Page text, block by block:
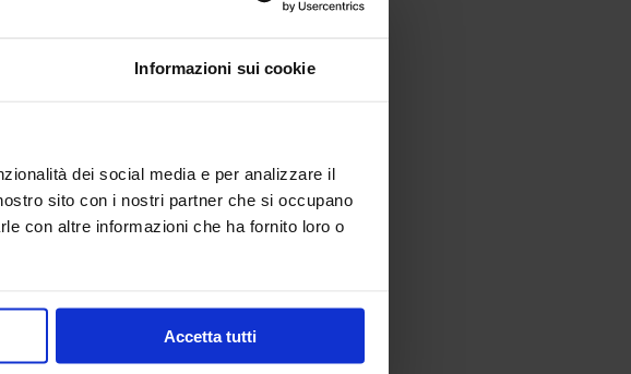
Informazioni sui cookie
dei social media e per analizzare il
sito con i nostri partner che si occupano
con altre informazioni che ha fornito loro o
Accetta tutti